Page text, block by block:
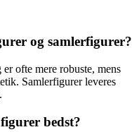
og samlerfigurer?
ofte mere robuste, mens
Samlerfigurer leveres
bedst?